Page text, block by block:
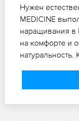
Нужен
MEDICINE
наращивания в
на комфорте и
натуральность.